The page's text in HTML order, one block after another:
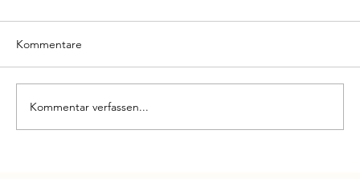
Kommentare
Kommentar verfassen...